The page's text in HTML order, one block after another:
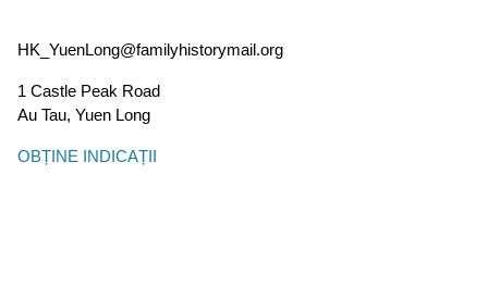
HK_YuenLong@familyhistorymail.org
1 Castle Peak Road
Au Tau, Yuen Long
OBȚINE INDICAȚII